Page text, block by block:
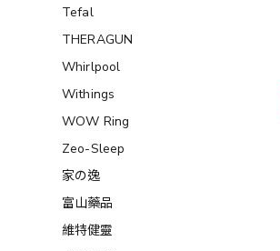
Tefal
THERAGUN
Whirlpool
Withings
WOW Ring
Zeo-Sleep
家の逸
富山藥品
維特健靈